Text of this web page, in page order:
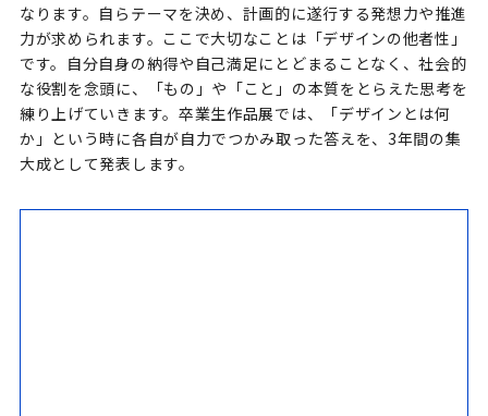
なります。自らテーマを決め、計画的に遂行する発想力や推進
力が求められます。ここで大切なことは「デザインの他者性」
です。自分自身の納得や自己満足にとどまることなく、社会的
な役割を念頭に、「もの」や「こと」の本質をとらえた思考を
練り上げていきます。卒業生作品展では、「デザインとは何
か」という時に各自が自力でつかみ取った答えを、3年間の集
大成として発表します。